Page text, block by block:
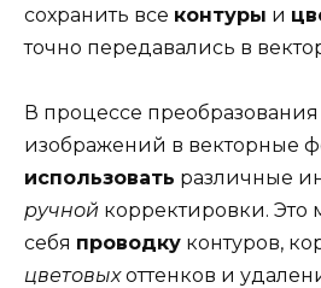
сохранить все контуры и
точно передавались в
В процессе
изображений в векторные
использовать различные
ручной корректировки. Это
себя проводку контуров,
цветовыхоттенков и